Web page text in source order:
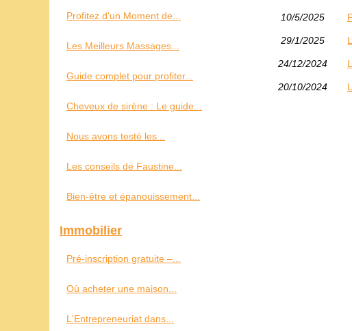
10/5/2025
29/1/2025
24/12/2024
20/10/2024
Profitez d'un Moment de...
Les Meilleurs Massages...
Guide complet pour profiter...
Cheveux de sirène : Le guide...
Nous avons testé les...
Les conseils de Faustine...
Bien-être et épanouissement...
Immobilier
Pré-inscription gratuite –...
Où acheter une maison...
L'Entrepreneuriat dans...